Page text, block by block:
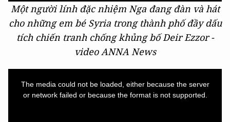
Một người lính đặc nhiệm Nga đang đàn và hát
cho những em bé Syria trong thành phố đầy dấu
tích chiến tranh chống khủng bố Deir Ezzor -
video ANNA News
The media could not be loaded, either because the server
or network failed or because the format is not supported.